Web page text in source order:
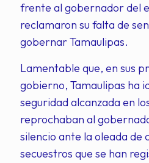
frente al gobernador del
reclamaron su falta de
gobernar Tamaulipas.
Lamentable que, en sus
gobierno, Tamaulipas ha
seguridad alcanzada en
reprochaban al
silencio ante la oleada de
secuestros que se han